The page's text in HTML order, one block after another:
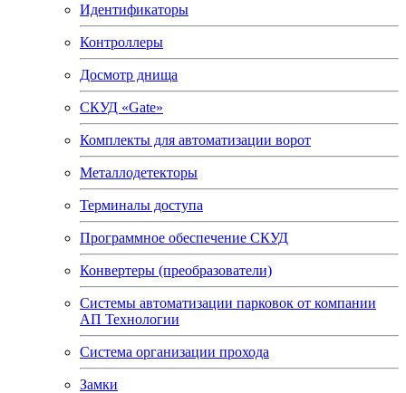
Идентификаторы
Контроллеры
Досмотр днища
СКУД «Gate»
Комплекты для автоматизации ворот
Металлодетекторы
Терминалы доступа
Программное обеспечение СКУД
Конвертеры (преобразователи)
Системы автоматизации парковок от компании
АП Технологии
Система организации прохода
Замки